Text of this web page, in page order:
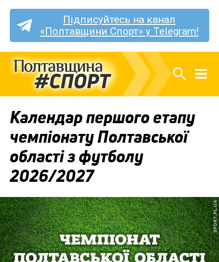
Підписуйтесь на канал
«Полтавщини Спорт» у Telegram!
Календар першого етапу
чемпіонату Полтавської
області з футболу
2026/2027